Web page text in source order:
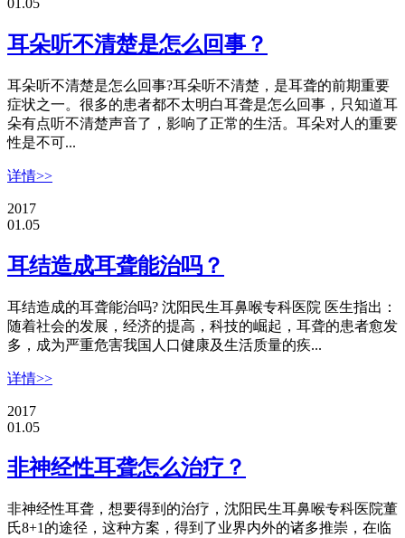
01.05
耳朵听不清楚是怎么回事？
耳朵听不清楚是怎么回事?耳朵听不清楚，是耳聋的前期重要
症状之一。很多的患者都不太明白耳聋是怎么回事，只知道耳
朵有点听不清楚声音了，影响了正常的生活。耳朵对人的重要
性是不可...
详情>>
2017
01.05
耳结造成耳聋能治吗？
耳结造成的耳聋能治吗? 沈阳民生耳鼻喉专科医院 医生指出：
随着社会的发展，经济的提高，科技的崛起，耳聋的患者愈发
多，成为严重危害我国人口健康及生活质量的疾...
详情>>
2017
01.05
非神经性耳聋怎么治疗？
非神经性耳聋，想要得到的治疗，沈阳民生耳鼻喉专科医院董
氏8+1的途径，这种方案，得到了业界内外的诸多推崇，在临